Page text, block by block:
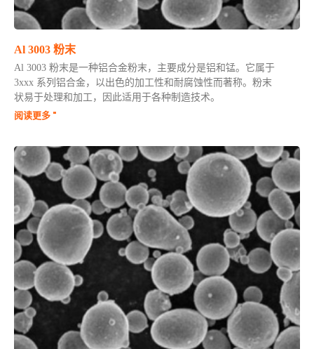
Al 3003 粉末
Al 3003 粉末是一种铝合金粉末，主要成分是铝和锰。它属于
3xxx 系列铝合金，以出色的加工性和耐腐蚀性而著称。粉末
状易于处理和加工，因此适用于各种制造技术。
阅读更多 "